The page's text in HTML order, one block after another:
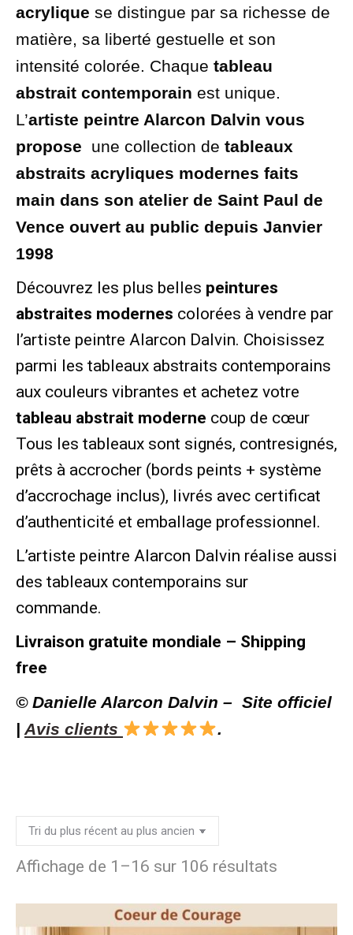
acrylique se distingue par sa richesse de
matière, sa liberté gestuelle et son
intensité colorée. Chaque tableau
abstrait contemporain est unique.
L’artiste peintre Alarcon Dalvin vous
propose
une collection de tableaux
abstraits acryliques modernes faits
main dans son atelier de Saint Paul de
Vence ouvert au public depuis Janvier
1998
Découvrez les plus belles peintures
abstraites modernes colorées à vendre par
l’artiste peintre Alarcon Dalvin. Choisissez
parmi les tableaux abstraits contemporains
aux couleurs vibrantes et achetez votre
tableau abstrait moderne coup de cœur
Tous les tableaux sont signés, contresignés,
prêts à accrocher (bords peints + système
d’accrochage inclus), livrés avec certificat
d’authenticité et emballage professionnel.
L’artiste peintre Alarcon Dalvin réalise aussi
des tableaux contemporains sur
commande.
Livraison gratuite mondiale – Shipping
free
© Danielle Alarcon Dalvin – Site officiel
| Avis clients .
Affichage de 1–16 sur 106 résultats